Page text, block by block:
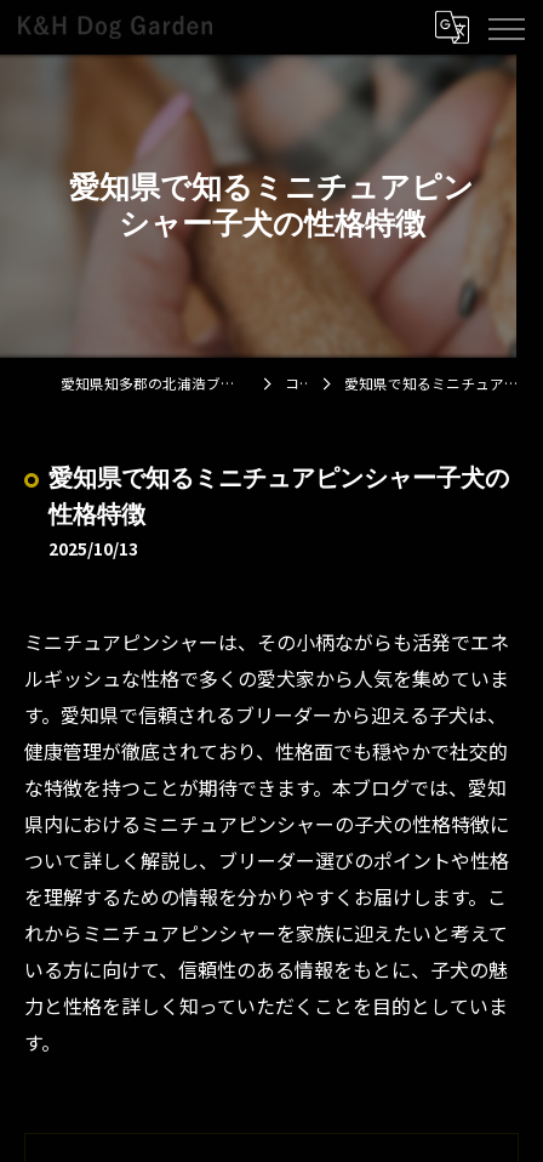
愛知県で知るミニチュアピン
シャー子犬の性格特徴
愛知県知多郡の北浦浩ブリーダーならK&H Dog Garden コラム 愛知県で知るミニチュアピンシャー子犬の性格特徴
愛知県で知るミニチュアピンシャー子犬の
性格特徴
2025/10/13
ミニチュアピンシャーは、その小柄ながらも活発でエネ
ルギッシュな性格で多くの愛犬家から人気を集めていま
す。愛知県で信頼されるブリーダーから迎える子犬は、
健康管理が徹底されており、性格面でも穏やかで社交的
な特徴を持つことが期待できます。本ブログでは、愛知
県内におけるミニチュアピンシャーの子犬の性格特徴に
ついて詳しく解説し、ブリーダー選びのポイントや性格
を理解するための情報を分かりやすくお届けします。こ
れからミニチュアピンシャーを家族に迎えたいと考えて
いる方に向けて、信頼性のある情報をもとに、子犬の魅
力と性格を詳しく知っていただくことを目的としていま
す。